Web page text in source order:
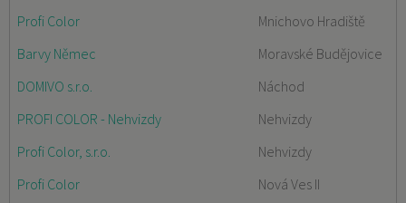
Profi Color
Mnichovo Hradiště
Barvy Němec
Moravské Budějovice
DOMIVO s.r.o.
Náchod
PROFI COLOR - Nehvizdy
Nehvizdy
Profi Color, s.r.o.
Nehvizdy
Profi Color
Nová Ves II